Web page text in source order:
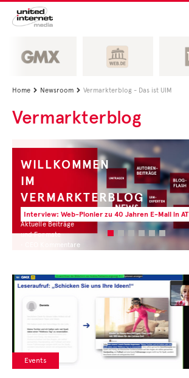
Home  Newsroom  Vermarkterblog - Das ist UIM
Vermarkterblog
WILLKOMMEN
IM
VERMARKTERBLOG
Aktuelle Beiträge
und Formate
• CEO Kommentare
Cases
• Themen-Serien
Interview: Web-Pionier zu 40 Jahren E-Mail in AT
Events